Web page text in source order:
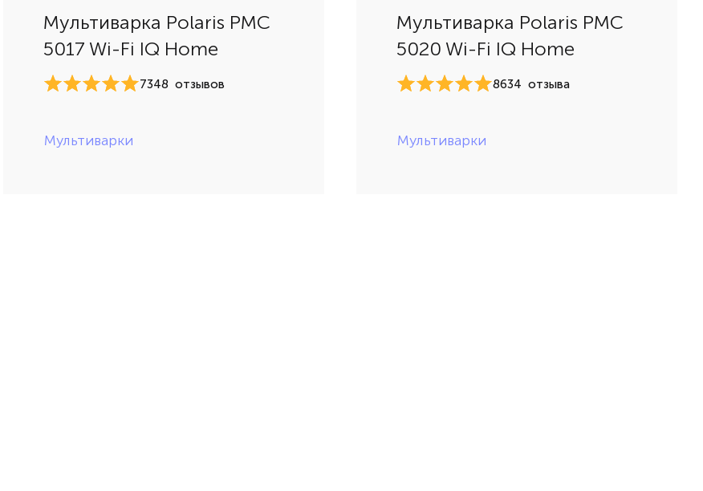
Мультиварка Polaris PMC
5017 Wi-Fi IQ Home
7348 отзывов
Мультиварки
Мультиварка Polaris PMC
5020 Wi-Fi IQ Home
8634 отзыва
Мультиварки